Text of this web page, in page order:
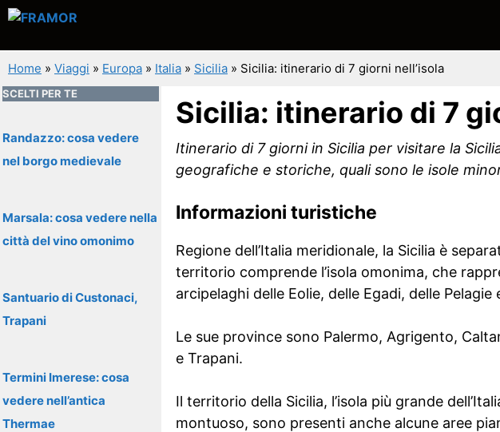
Vai
contenuto
Home » Viaggi » Europa » Italia » Sicilia » Sicilia: itinerario di 7 giorni nell’isola
Sicilia: itinerario di 7
Itinerario di 7 giorni in Sicilia per visitare la
geografiche e storiche, quali sono le isole
Informazioni turistiche
Regione dell’Italia meridionale, la Sicilia è
territorio comprende l’isola omonima, che
arcipelaghi delle Eolie, delle Egadi, delle Pelagie
Le sue province sono Palermo, Agrigento,
e Trapani.
Il territorio della Sicilia, l’isola più grande
montuoso, sono presenti anche alcune aree
SCELTI PER TE
Randazzo: cosa vedere
nel borgo medievale
Marsala: cosa vedere nella
città del vino omonimo
Santuario di Custonaci,
Trapani
Termini Imerese: cosa
vedere nell’antica
Thermae